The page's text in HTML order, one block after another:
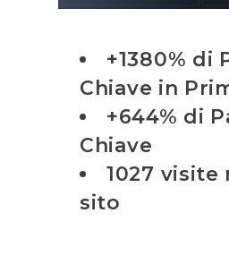
+1380% di
Chiave in
+644% di
Chiave
1027 visite
sito